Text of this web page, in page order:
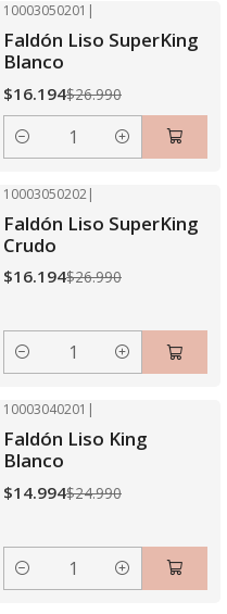
10003050201 |
Faldón Liso SuperKing
Blanco
$16.194$26.990
Cantidad
10003050202|
Faldón Liso SuperKing
Crudo
$16.194$26.990
Cantidad
10003040201 |
Faldón Liso King
Blanco
$14.994$24.990
Cantidad